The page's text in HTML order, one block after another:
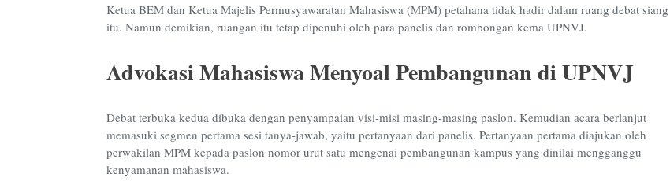
Ketua BEM dan Ketua Majelis Permusyawaratan Mahasiswa (MPM) petahana tidak hadir dalam ruang debat siang
itu. Namun demikian, ruangan itu tetap dipenuhi oleh para panelis dan rombongan kema UPNVJ.
Advokasi Mahasiswa Menyoal Pembangunan di UPNVJ
Debat terbuka kedua dibuka dengan penyampaian visi-misi masing-masing paslon. Kemudian acara berlanjut
memasuki segmen pertama sesi tanya-jawab, yaitu pertanyaan dari panelis. Pertanyaan pertama diajukan oleh
perwakilan MPM kepada paslon nomor urut satu mengenai pembangunan kampus yang dinilai mengganggu
kenyamanan mahasiswa.